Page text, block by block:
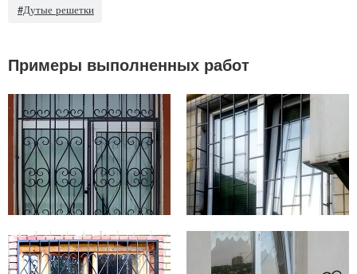
#Дутые решетки
Примеры выполненных работ